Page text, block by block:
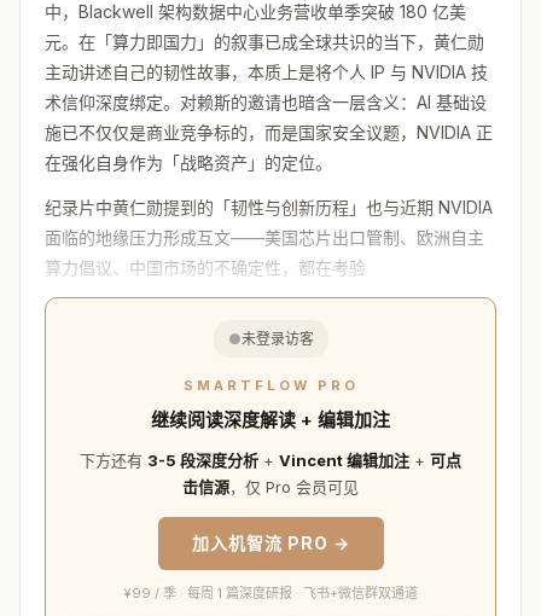
中，Blackwell 架构数据中心业务营收单季突破 180 亿美
元。在「算力即国力」的叙事已成全球共识的当下，黄仁勋
主动讲述自己的韧性故事，本质上是将个人 IP 与 NVIDIA 技
术信仰深度绑定。对赖斯的邀请也暗含一层含义：AI 基础设
施已不仅仅是商业竞争标的，而是国家安全议题，NVIDIA 正
在强化自身作为「战略资产」的定位。
纪录片中黄仁勋提到的「韧性与创新历程」也与近期 NVIDIA
面临的地缘压力形成互文——美国芯片出口管制、欧洲自主
算力倡议、中国市场的不确定性，都在考验
●未登录访客
SMARTFLOW PRO
继续阅读深度解读 + 编辑加注
下方还有 3-5 段深度分析 + Vincent 编辑加注 + 可点
击信源，仅 Pro 会员可见
加入机智流 PRO →
¥99 / 季 · 每周 1 篇深度研报 · 飞书+微信群双通道